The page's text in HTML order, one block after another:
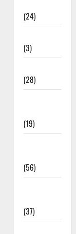
(24)
(3)
(28)
(19)
(56)
(37)